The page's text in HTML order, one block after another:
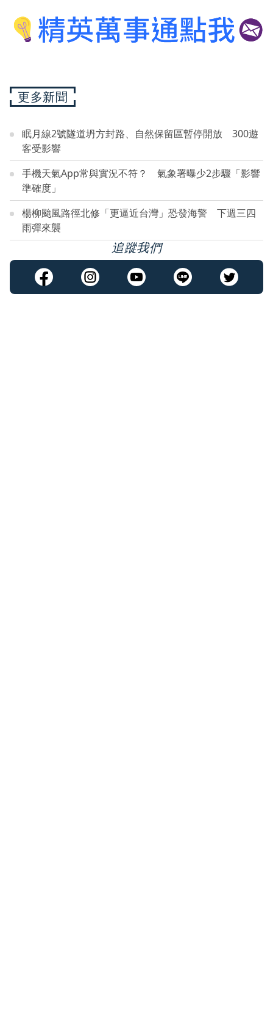
更多新聞
眠月線2號隧道坍方封路、自然保留區暫停開放 300遊
客受影響
手機天氣App常與實況不符？ 氣象署曝少2步驟「影響
準確度」
楊柳颱風路徑北修「更逼近台灣」恐發海警 下週三四
雨彈來襲
追蹤我們